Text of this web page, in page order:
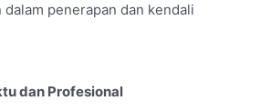
dalam penerapan dan kendali
dan Profesional